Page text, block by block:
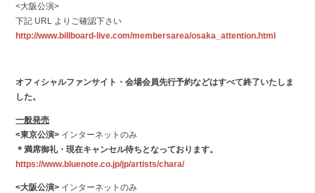
<大阪公演>
下記 URL よりご確認下さい
http://www.billboard-live.com/membersarea/osaka_attention.html
オフィシャルファンサイト・会場会員先行予約などはすべて終了いたしま
した。
一般発売
<東京公演> インターネットのみ
＊満席御礼・現在キャンセル待ちとなっております。
https://www.bluenote.co.jp/jp/artists/chara/
<大阪公演> インターネットのみ